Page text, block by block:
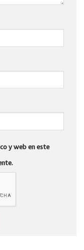
y web en este